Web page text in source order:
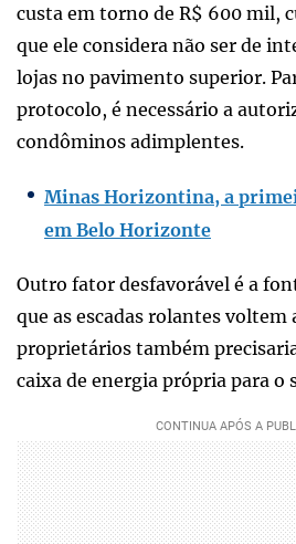
custa em torno de R$ 600 mil,
que ele considera não ser de
lojas no pavimento superior.
protocolo, é necessário a
condôminos adimplentes.
Minas Horizontina, a
em Belo Horizonte
Outro fator desfavorável é a
que as escadas rolantes voltem
proprietários também
caixa de energia própria para o